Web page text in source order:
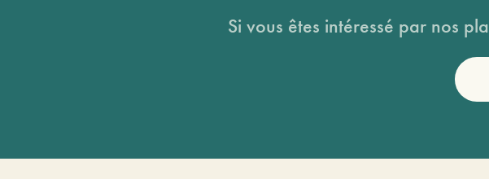
Si vous êtes intéressé par nos